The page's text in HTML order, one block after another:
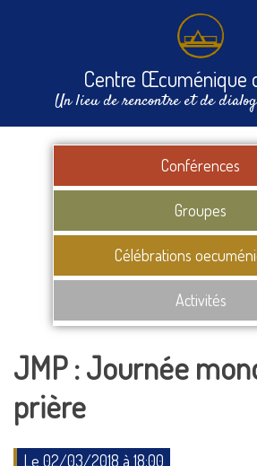
Centre Œcuménique
Un lieu de rencontre et de
Conférences
Groupes
Célébrations
Activités
JMP : Journée
prière
Le 02/03/2018 à 18:00